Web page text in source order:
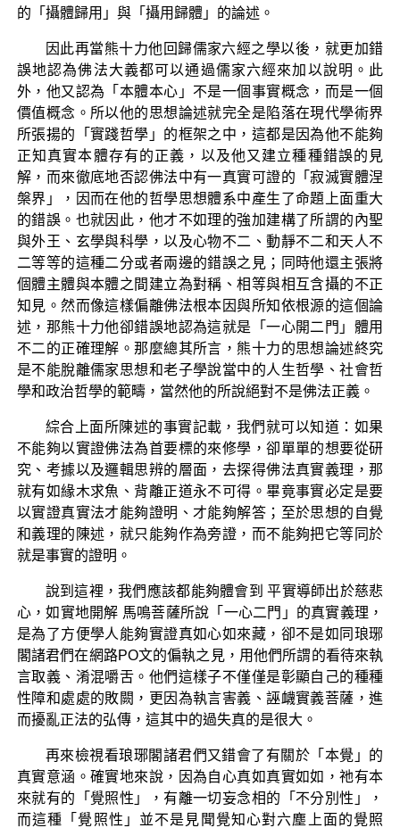
的「攝體歸用」與「攝用歸體」的論述。
因此再當熊十力他回歸儒家六經之學以後，就更加錯
誤地認為佛法大義都可以通過儒家六經來加以說明。此
外，他又認為「本體本心」不是一個事實概念，而是一個
價值概念。所以他的思想論述就完全是陷落在現代學術界
所張揚的「實踐哲學」的框架之中，這都是因為他不能夠
正知真實本體存有的正義，以及他又建立種種錯誤的見
解，而來徹底地否認佛法中有一真實可證的「寂滅實體涅
槃界」，因而在他的哲學思想體系中產生了命題上面重大
的錯誤。也就因此，他才不如理的強加建構了所謂的內聖
與外王、玄學與科學，以及心物不二、動靜不二和天人不
二等等的這種二分或者兩邊的錯誤之見；同時他還主張將
個體主體與本體之間建立為對稱、相等與相互含攝的不正
知見。然而像這樣偏離佛法根本因與所知依根源的這個論
述，那熊十力他卻錯誤地認為這就是「一心開二門」體用
不二的正確理解。那麼總其所言，熊十力的思想論述終究
是不能脫離儒家思想和老子學說當中的人生哲學、社會哲
學和政治哲學的範疇，當然他的所說絕對不是佛法正義。
綜合上面所陳述的事實記載，我們就可以知道：如果
不能夠以實證佛法為首要標的來修學，卻單單的想要從研
究、考據以及邏輯思辨的層面，去探得佛法真實義理，那
就有如緣木求魚、背離正道永不可得。畢竟事實必定是要
以實證真實法才能夠證明、才能夠解答；至於思想的自覺
和義理的陳述，就只能夠作為旁證，而不能夠把它等同於
就是事實的證明。
說到這裡，我們應該都能夠體會到 平實導師出於慈悲
心，如實地開解 馬鳴菩薩所說「一心二門」的真實義理，
是為了方便學人能夠實證真如心如來藏，卻不是如同琅琊
閣諸君們在網路PO文的偏執之見，用他們所謂的看待來執
言取義、淆混嚼舌。他們這樣子不僅僅是彰顯自己的種種
性障和處處的敗闕，更因為執言害義、誣衊實義菩薩，進
而擾亂正法的弘傳，這其中的過失真的是很大。
再來檢視看琅琊閣諸君們又錯會了有關於「本覺」的
真實意涵。確實地來說，因為自心真如真實如如，祂有本
來就有的「覺照性」，有離一切妄念相的「不分別性」，
而這種「覺照性」並不是見聞覺知心對六塵上面的覺照